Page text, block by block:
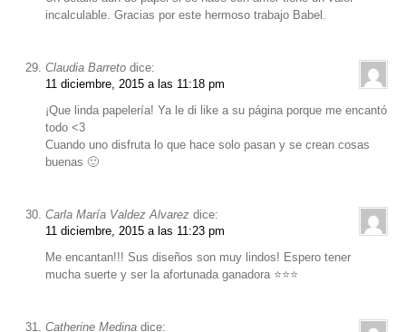
incalculable. Gracias por este hermoso trabajo Babel.
Claudia Barreto dice:
11 diciembre, 2015 a las 11:18 pm
¡Que linda papelería! Ya le di like a su página porque me encantó
todo <3
Cuando uno disfruta lo que hace solo pasan y se crean cosas
buenas 🙂
Carla María Valdez Alvarez dice:
11 diciembre, 2015 a las 11:23 pm
Me encantan!!! Sus diseños son muy lindos! Espero tener
mucha suerte y ser la afortunada ganadora ⭐️⭐️⭐️
Catherine Medina dice: